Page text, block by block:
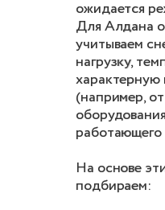
ожидается
Для Алдана
учитываем
нагрузку,
(например,
работающего
На основе
подбираем: